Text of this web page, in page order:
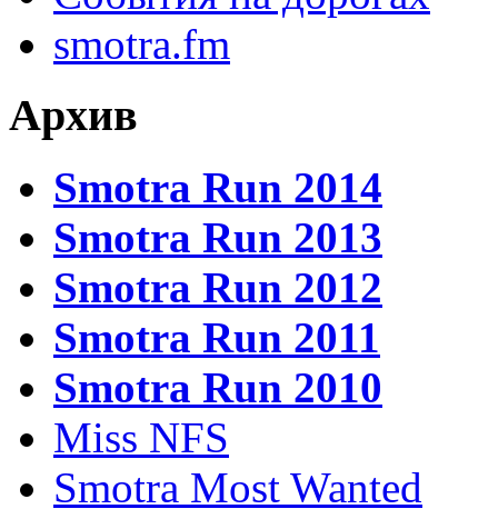
smotra.fm
Архив
Smotra Run 2014
Smotra Run 2013
Smotra Run 2012
Smotra Run 2011
Smotra Run 2010
Miss NFS
Smotra Most Wanted